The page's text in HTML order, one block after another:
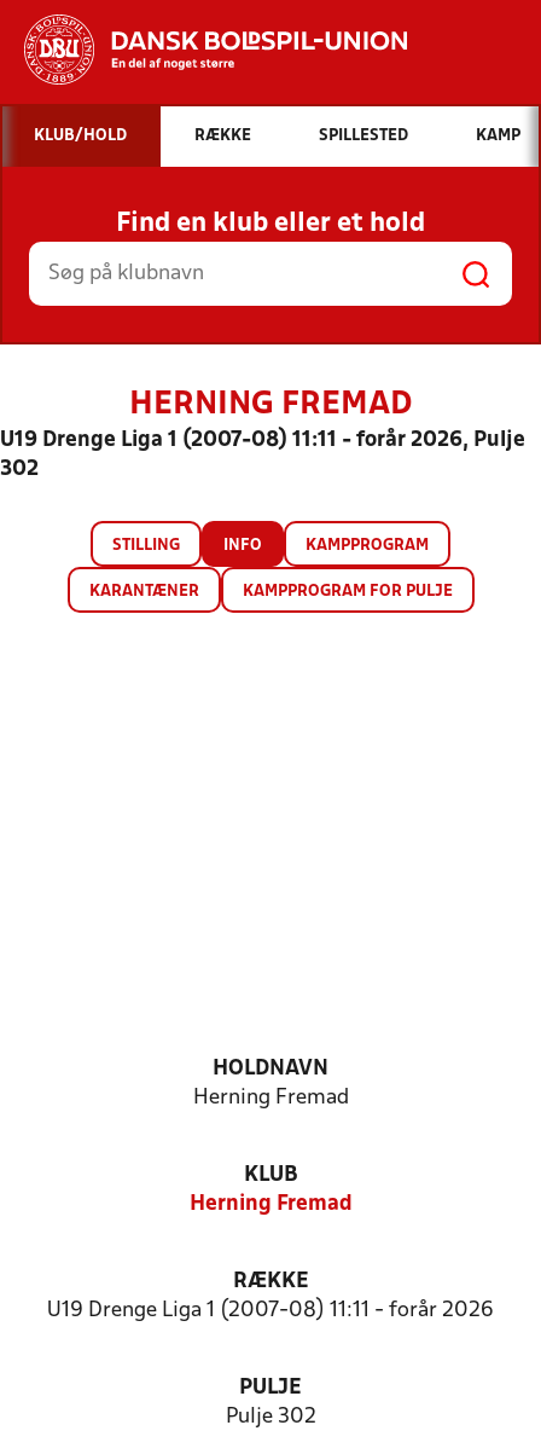
Hvad vil du søge efter?
INDHOLD OG NYHEDER
STILLINGER, RESULTATER, KLUBBER OG
HOLD
KLUB/HOLD RÆKKE SPILLESTED KAMP
Find en klub eller et hold
HERNING FREMAD
U19 Drenge Liga 1 (2007-08) 11:11 - forår 2026, Pulje
302
STILLING INFO KAMPPROGRAM
KARANTÆNER KAMPPROGRAM FOR PULJE
HOLDNAVN
Herning Fremad
KLUB
Herning Fremad
RÆKKE
U19 Drenge Liga 1 (2007-08) 11:11 - forår 2026
PULJE
Pulje 302